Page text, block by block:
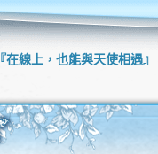
『在線上，也能與天使相遇』